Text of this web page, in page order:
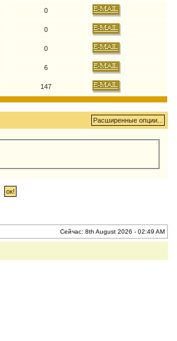
0
0
0
6
147
Сейчас: 8th August 2026 - 02:49 AM